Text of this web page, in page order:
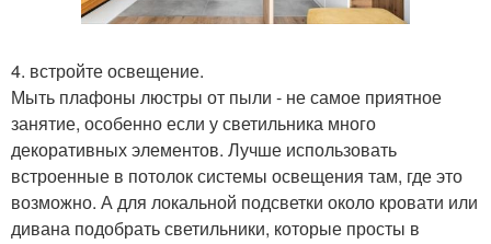
4. встройте освещение.
Мыть плафоны люстры от пыли - не самое приятное
занятие, особенно если у светильника много
декоративных элементов. Лучше использовать
встроенные в потолок системы освещения там, где это
возможно. А для локальной подсветки около кровати или
дивана подобрать светильники, которые просты в